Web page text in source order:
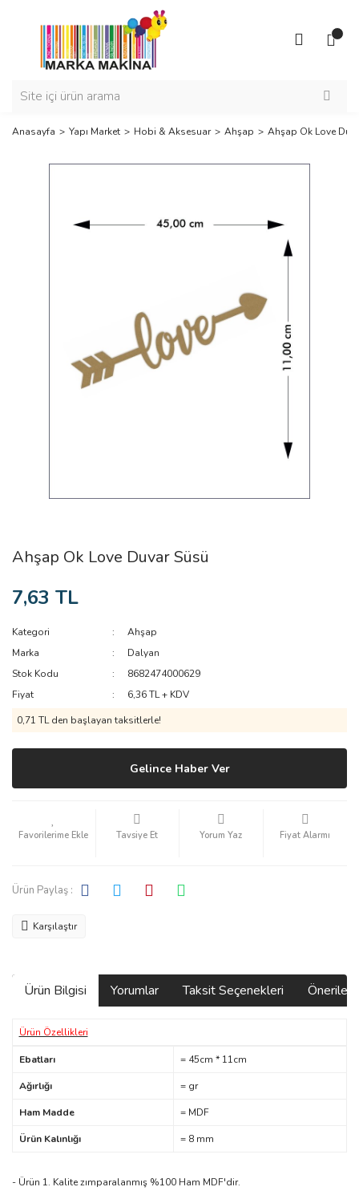
Anasayfa Yapı Market Hobi & Aksesuar Ahşap Ahşap Ok Love
Ahşap Ok Love Duvar Süsü
7,63 TL
Kategori
Ahşap
Marka
Dalyan
Stok Kodu
8682474000629
Fiyat
6,36 TL + KDV
0,71 TL den başlayan taksitlerle!
Gelince Haber Ver
Tavsiye Et Yorum Yaz Fiyat Alarmı
Ürün Paylaş :
Karşılaştır
Ürün Bilgisi Yorumlar Taksit Seçenekleri
Ürün Özellikleri
Ebatları = 45cm * 11cm
Ağırlığı = gr
Ham Madde = MDF
Ürün Kalınlığı = 8 mm
- Ürün 1. Kalite zımparalanmış %100 Ham MDF'dir.